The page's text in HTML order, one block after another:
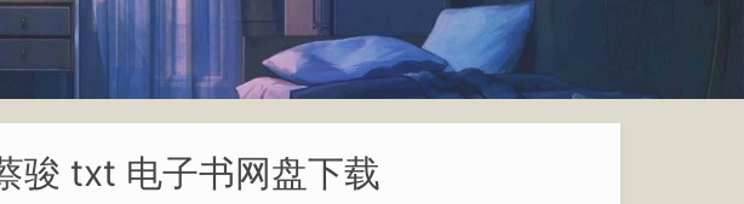
骏 txt 电子书网盘下载